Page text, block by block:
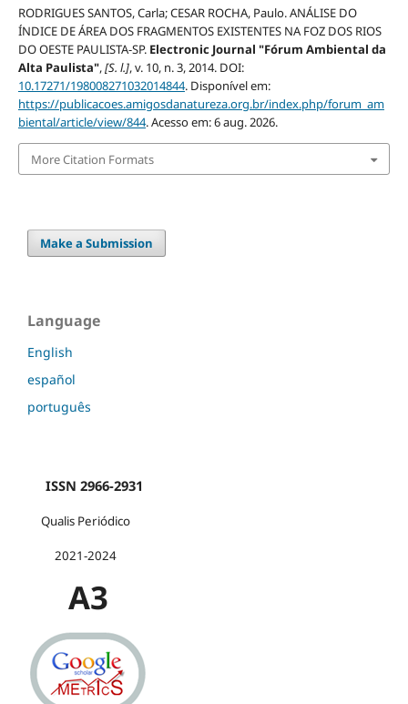
RODRIGUES SANTOS, Carla; CESAR ROCHA, Paulo. ANÁLISE DO
ÍNDICE DE ÁREA DOS FRAGMENTOS EXISTENTES NA FOZ DOS RIOS
DO OESTE PAULISTA-SP. Electronic Journal "Fórum Ambiental da
Alta Paulista",[S. l.], v. 10, n. 3, 2014. DOI:
10.17271/198008271032014844. Disponível em:
https://publicacoes.amigosdanatureza.org.br/index.php/forum_am
biental/article/view/844. Acesso em: 6 aug. 2026.
More Citation Formats
Make a Submission
Language
English
español
português
ISSN 2966-2931
Qualis Periódico
2021-2024
A3